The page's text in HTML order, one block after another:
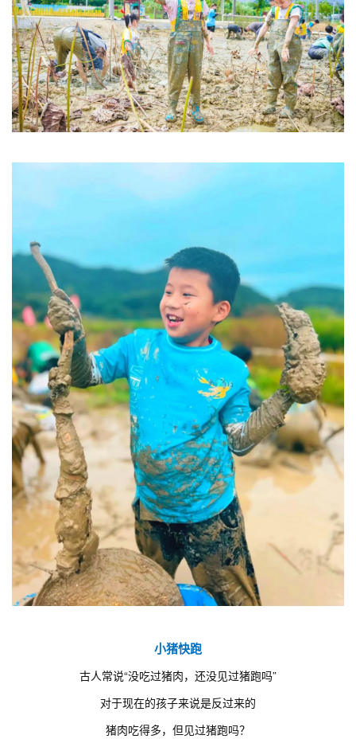
小猪快跑
古人常说“没吃过猪肉，还没见过猪跑吗”
对于现在的孩子来说是反过来的
猪肉吃得多，但见过猪跑吗？